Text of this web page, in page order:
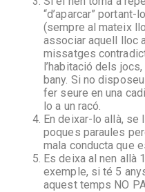
“d’aparcar”
(sempre al mateix
associar aquell lloc
missatges
l’habitació dels
bany. Si no
fer seure en una
lo a un racó.
En deixar-lo allà, se
poques paraules
mala conducta que
Es deixa al nen allà
exemple, si té 5
aquest temps NO